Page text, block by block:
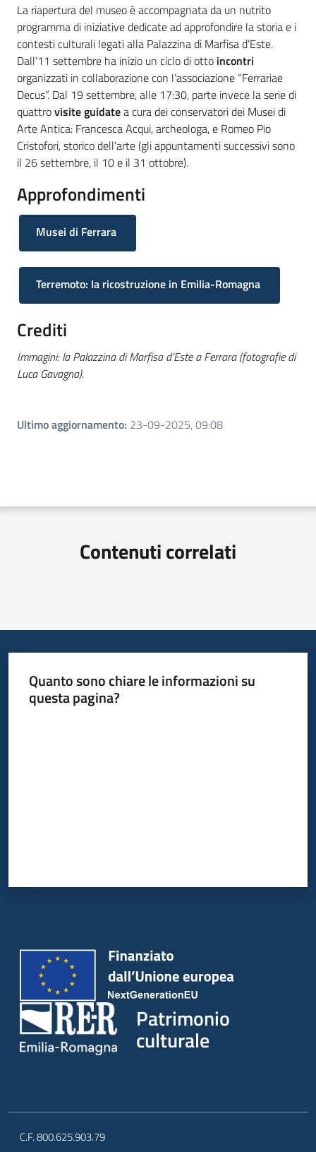
La riapertura del museo è accompagnata da un nutrito
programma di iniziative dedicate ad approfondire la storia e i
contesti culturali legati alla Palazzina di Marfisa d’Este.
Dall’11 settembre ha inizio un ciclo di otto incontri
organizzati in collaborazione con l’associazione “Ferrariae
Decus”. Dal 19 settembre, alle 17:30, parte invece la serie di
quattrovisite guidatea cura dei conservatori dei Musei di
Arte Antica: Francesca Acqui, archeologa, e Romeo Pio
Cristofori, storico dell’arte (gli appuntamenti successivi sono
il 26 settembre, il 10 e il 31 ottobre).
Approfondimenti
Musei di Ferrara
Terremoto: la ricostruzione in Emilia-Romagna
Crediti
Immagini: la Palazzina di Marfisa d’Este a Ferrara (fotografie di
Luca Gavagna).
Ultimo aggiornamento: 23-09-2025, 09:08
Contenuti correlati
Quanto sono chiare le informazioni su
questa pagina?
Patrimonio
culturale
C.F. 800.625.903.79